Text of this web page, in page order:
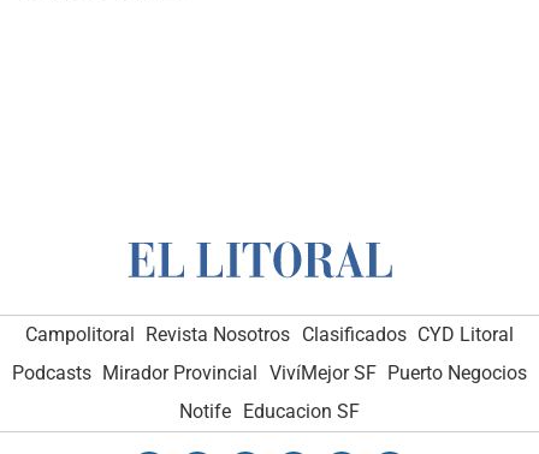
Campolitoral Revista Nosotros Clasificados CYD Litoral
Podcasts Mirador Provincial VivíMejor SF Puerto Negocios
Notife
Educacion SF